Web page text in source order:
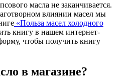
масла не заканчивается.
влиянии масел мы
«Польза масел холодного
книгу в нашем интернет-
чтобы получить книгу
в магазине?